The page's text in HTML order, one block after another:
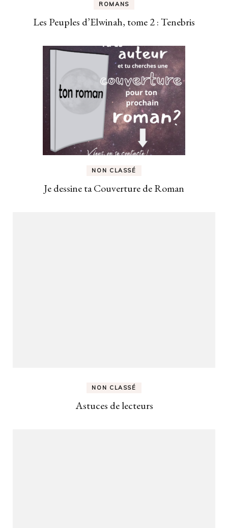
ROMANS
Les Peuples d’Elwinah, tome 2 : Tenebris
NON CLASSÉ
Je dessine ta Couverture de Roman
NON CLASSÉ
Astuces de lecteurs